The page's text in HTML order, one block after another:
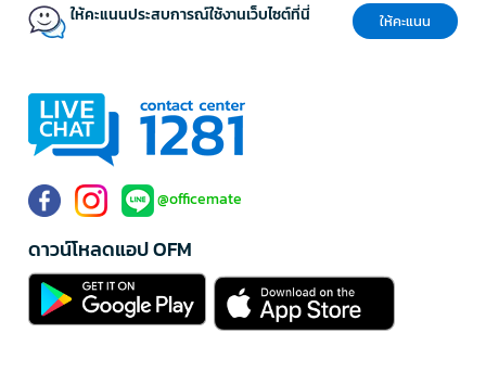
ให้คะแนนประสบการณ์ใช้งานเว็บไซต์ที่นี่ ให้คะแนน
@officemate
ดาวน์โหลดแอป OFM